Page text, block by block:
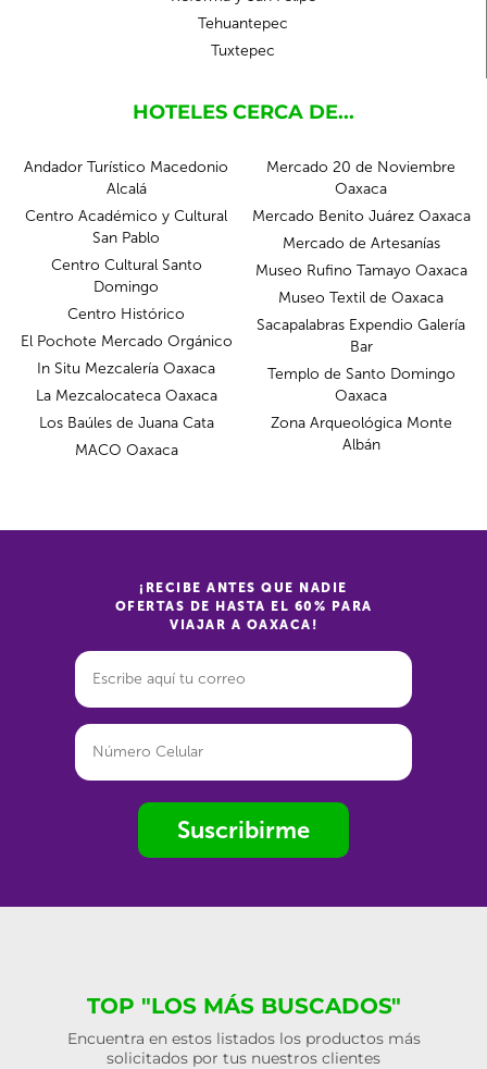
Tehuantepec
Tuxtepec
HOTELES CERCA DE...
Andador Turístico Macedonio
Alcalá
Centro Académico y Cultural
San Pablo
Centro Cultural Santo
Domingo
Centro Histórico
El Pochote Mercado Orgánico
In Situ Mezcalería Oaxaca
La Mezcalocateca Oaxaca
Los Baúles de Juana Cata
MACO Oaxaca
Mercado 20 de Noviembre
Oaxaca
Mercado Benito Juárez Oaxaca
Mercado de Artesanías
Museo Rufino Tamayo Oaxaca
Museo Textil de Oaxaca
Sacapalabras Expendio Galería
Bar
Templo de Santo Domingo
Oaxaca
Zona Arqueológica Monte
Albán
¡RECIBE ANTES QUE NADIE
OFERTAS DE HASTA EL 60% PARA
VIAJAR A OAXACA!
Suscribirme
TOP "LOS MÁS BUSCADOS"
Encuentra en estos listados los productos más
solicitados por tus nuestros clientes